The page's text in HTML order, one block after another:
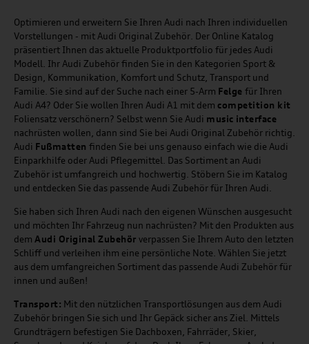
Optimieren und erweitern Sie Ihren Audi nach Ihren individuellen
Vorstellungen - mit Audi Original Zubehör. Der Online Katalog
präsentiert Ihnen das aktuelle Produktportfolio für jedes Audi
Modell. Ihr Audi Zubehör finden Sie in den Kategorien Sport &
Design, Kommunikation, Komfort und Schutz, Transport und
Familie. Sie sind auf der Suche nach einer 5-Arm Felge für Ihren
Audi A4? Oder Sie wollen Ihren Audi A1 mit dem competition kit
Foliensatz verschönern? Selbst wenn Sie Audi music interface
nachrüsten wollen, dann sind Sie bei Audi Original Zubehör richtig.
Audi Fußmatten finden Sie bei uns genauso einfach wie die Audi
Einparkhilfe oder Audi Pflegemittel. Das Sortiment an Audi
Zubehör ist umfangreich und hochwertig. Stöbern Sie im Katalog
und entdecken Sie das passende Audi Zubehör für Ihren Audi.
Sie haben sich Ihren Audi nach den eigenen Wünschen ausgesucht
und möchten Ihr Fahrzeug nun nachrüsten? Mit den Produkten aus
dem Audi Original Zubehör verpassen Sie Ihrem Auto den letzten
Schliff und verleihen ihm eine persönliche Note. Wählen Sie jetzt
aus dem umfangreichen Sortiment das passende Audi Zubehör für
innen und außen!
Transport: Mit den nützlichen Transportlösungen aus dem Audi
Zubehör bringen Sie sich und Ihr Gepäck sicher ans Ziel. Mittels
Grundträgern befestigen Sie Dachboxen, Fahrräder, Skier,